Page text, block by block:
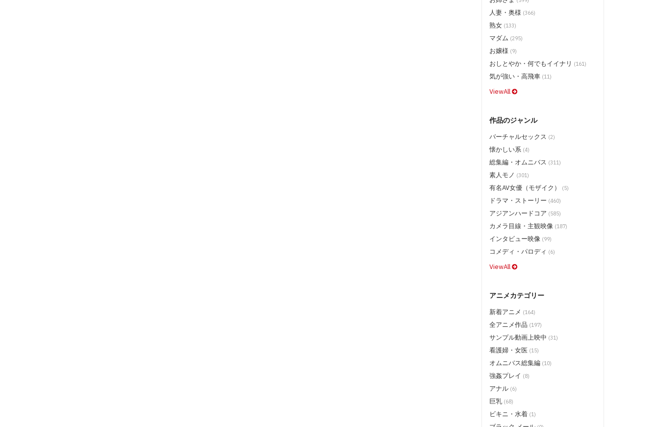
魁☆（さきがけ） (DVD) $9.50
ワンピース (DVD) $9.50
ホットクリーム (DVD) $9.50
DoBaDAM (DVD) $9.50
Hunter (DVD) $9.50
小天狗, サイクロン, スタジオヘキ
ツルヒメ, TTS, マダム, グッドマウン
桃娘 (DVD) $8.50
ジョイデル (DVD) $6.50
すべて見る
人妻・奥様 (366)
熟女 (133)
マダム (295)
お嬢様 (9)
おしとやか・何でもイイナリ (161)
気が強い・高飛車 (11)
ViewAll
作品のジャンル
バーチャルセックス (2)
懐かしい系 (4)
総集編・オムニバス (311)
素人モノ (301)
有名AV女優（モザイク） (5)
ドラマ・ストーリー (460)
アジアンハードコア (585)
カメラ目線・主観映像 (187)
インタビュー映像 (99)
コメディ・パロディ (6)
ViewAll
アニメカテゴリー
新着アニメ (164)
全アニメ作品 (197)
サンプル動画上映中 (31)
看護婦・女医 (15)
オムニバス総集編 (10)
強姦プレイ (8)
アナル (6)
巨乳 (68)
ビキニ・水着 (1)